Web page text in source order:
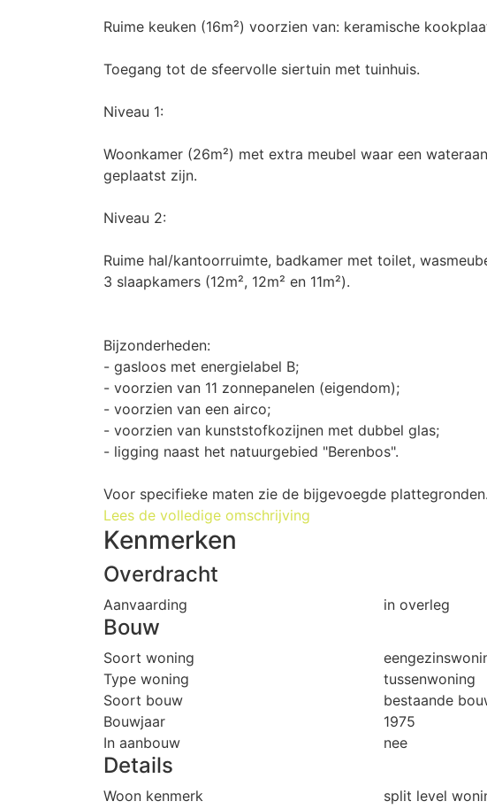
Ruime keuken (16m²) voorzien van: keramische
Toegang tot de sfeervolle siertuin met tuinhuis.
Niveau 1:
Woonkamer (26m²) met extra meubel waar een
geplaatst zijn.
Niveau 2:
Ruime hal/kantoorruimte, badkamer met toilet,
3 slaapkamers (12m², 12m² en 11m²).
Bijzonderheden:
- gasloos met energielabel B;
- voorzien van 11 zonnepanelen (eigendom);
- voorzien van een airco;
- voorzien van kunststofkozijnen met dubbel glas;
- ligging naast het natuurgebied "Berenbos".
Voor specifieke maten zie de bijgevoegde plattegronden.
Lees de volledige omschrijving
Kenmerken
Overdracht
Aanvaarding in overleg
Bouw
Soort woning
Type woning
tussenwoning
Soort bouw
bestaande
Bouwjaar
1975
In aanbouw
nee
Details
Woon kenmerk
split level